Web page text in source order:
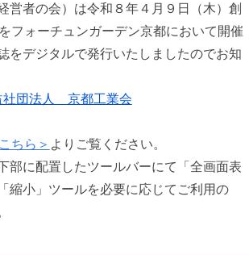
営者の会）は令和８年４月９日（木）創
フォーチュンガーデン京都において開催
をデジタルで発行いたしましたのでお知
社団法人 京都工業会
ちら＞ よりご覧ください。
部に配置したツールバーにて「全画面表
縮小」ツールを必要に応じてご利用の